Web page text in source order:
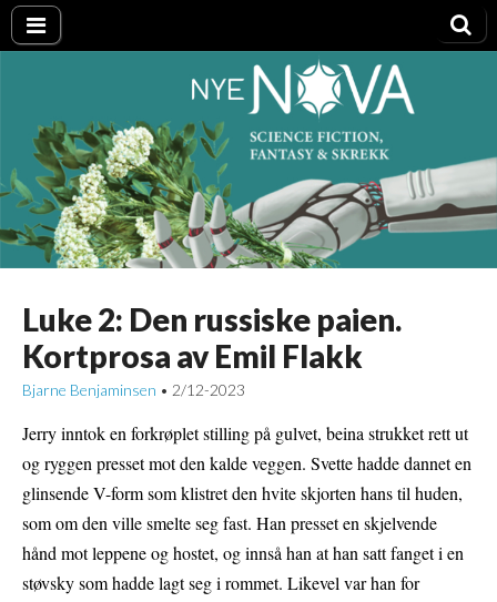
Nye NOVA
Luke 2: Den russiske paien.
Kortprosa av Emil Flakk
Bjarne Benjaminsen • 2/12-2023
Jerry inntok en forkrøplet stilling på gulvet, beina strukket rett ut
og ryggen presset mot den kalde veggen. Svette hadde dannet en
glinsende V-form som klistret den hvite skjorten hans til huden,
som om den ville smelte seg fast. Han presset en skjelvende
hånd mot leppene og hostet, og innså han at han satt fanget i en
støvsky som hadde lagt seg i rommet. Likevel var han for